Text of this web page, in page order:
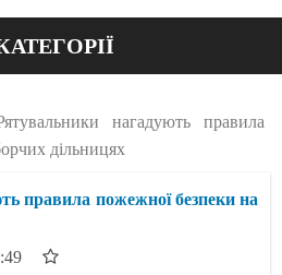
БЛОГИ
нагадують правила
дільницях
правила пожежної безпеки на